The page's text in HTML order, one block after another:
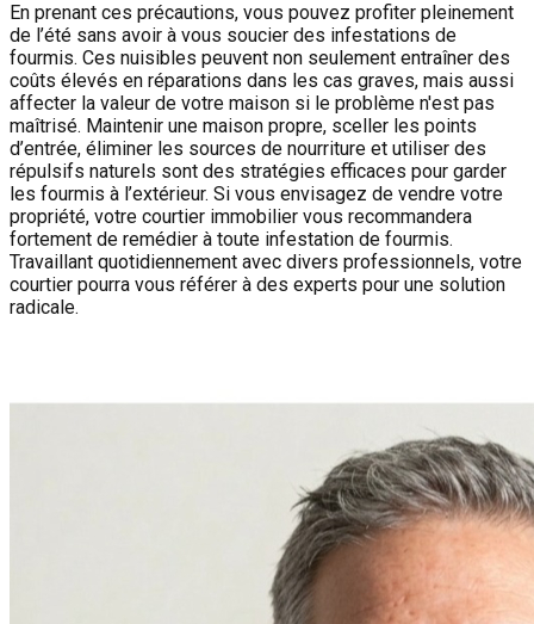
En prenant ces précautions, vous pouvez profiter pleinement
de l’été sans avoir à vous soucier des infestations de
fourmis. Ces nuisibles peuvent non seulement entraîner des
coûts élevés en réparations dans les cas graves, mais aussi
affecter la valeur de votre maison si le problème n'est pas
maîtrisé. Maintenir une maison propre, sceller les points
d’entrée, éliminer les sources de nourriture et utiliser des
répulsifs naturels sont des stratégies efficaces pour garder
les fourmis à l’extérieur. Si vous envisagez de vendre votre
propriété, votre courtier immobilier vous recommandera
fortement de remédier à toute infestation de fourmis.
Travaillant quotidiennement avec divers professionnels, votre
courtier pourra vous référer à des experts pour une solution
radicale.